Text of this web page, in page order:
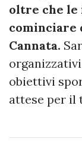
oltre che
cominciare
Cannata.
obiettivi
attese per il